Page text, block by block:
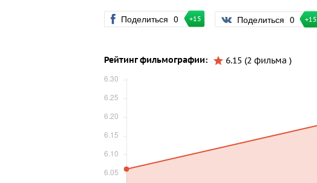
Поделиться 0 +15 Поделиться 0 +15
Рейтинг фильмографии:
6.15 (2 фильма )